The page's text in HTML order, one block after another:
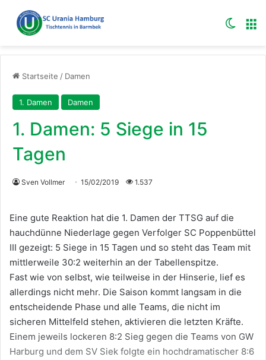
Skin
Startseite / Damen
1. Damen Damen
1. Damen: 5 Siege in 15
Tagen
Sven Vollmer 15/02/2019 1.537
Eine gute Reaktion hat die 1. Damen der TTSG auf die
hauchdünne Niederlage gegen Verfolger SC Poppenbüttel
III gezeigt: 5 Siege in 15 Tagen und so steht das Team mit
mittlerweile 30:2 weiterhin an der Tabellenspitze.
Fast wie von selbst, wie teilweise in der Hinserie, lief es
allerdings nicht mehr. Die Saison kommt langsam in die
entscheidende Phase und alle Teams, die nicht im
sicheren Mittelfeld stehen, aktivieren die letzten Kräfte.
Einem jeweils lockeren 8:2 Sieg gegen die Teams von GW
Harburg und dem SV Siek folgte ein hochdramatischer 8:6